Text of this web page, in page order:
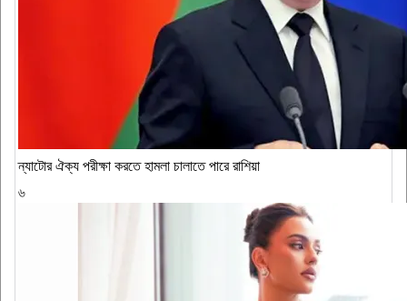
ন্যাটোর ঐক্য পরীক্ষা করতে হামলা চালাতে পারে রাশিয়া
৬